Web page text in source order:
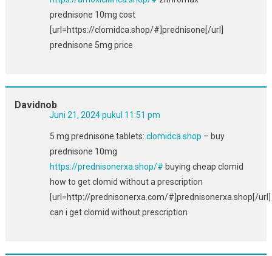
prednisone 10mg cost
[url=https://clomidca.shop/#]prednisone[/url]
prednisone 5mg price
Davidnob
Juni 21, 2024 pukul 11:51 pm
5 mg prednisone tablets: clomidca.shop – buy
prednisone 10mg
https://prednisonerxa.shop/# buying cheap clomid
how to get clomid without a prescription
[url=http://prednisonerxa.com/#]prednisonerxa.shop[/url]
can i get clomid without prescription